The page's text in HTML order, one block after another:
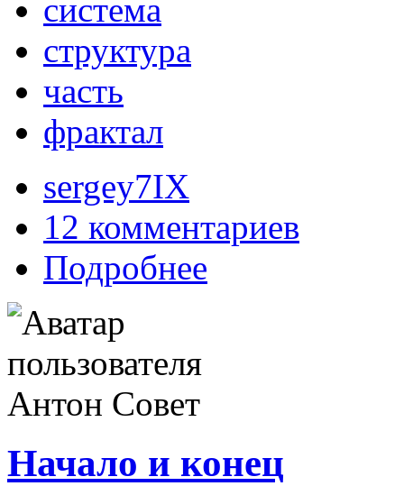
система
структура
часть
фрактал
sergey7IX
12 комментариев
Подробнее
Начало и конец